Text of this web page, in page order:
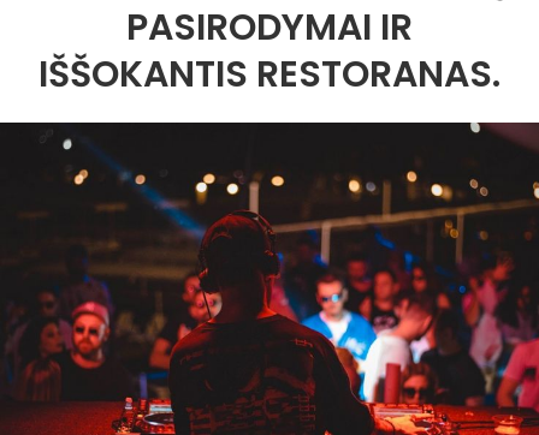
PASIRODYMAI IR
IŠŠOKANTIS RESTORANAS.